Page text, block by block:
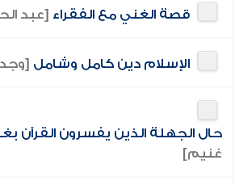
قصة الغني مع الفقراء [عبد
الإسلام دين كامل وشامل
حال الجهلة الذين يفسرون القرآن
غنيم]